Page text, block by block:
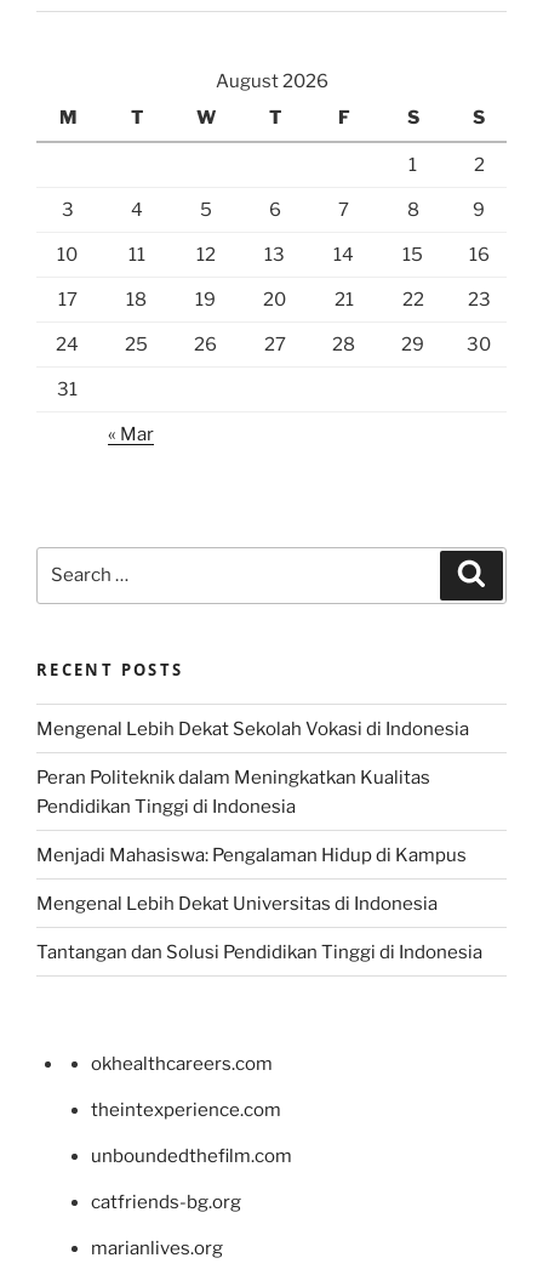
August 2026
M
T W T F S S
1 2
3 4 5 6 7 8 9
10 11 12 13 14 15 16
17 18 19 20 21 22 23
24 25 26 27 28 29 30
31
« Mar
RECENT POSTS
Mengenal Lebih Dekat Sekolah Vokasi di Indonesia
Peran Politeknik dalam Meningkatkan Kualitas
Pendidikan Tinggi di Indonesia
Menjadi Mahasiswa: Pengalaman Hidup di Kampus
Mengenal Lebih Dekat Universitas di Indonesia
Tantangan dan Solusi Pendidikan Tinggi di Indonesia
okhealthcareers.com
theintexperience.com
unboundedthefilm.com
catfriends-bg.org
marianlives.org